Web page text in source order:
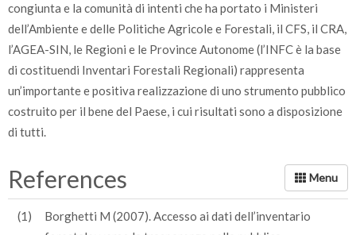
congiunta e la comunità di intenti che ha portato i Ministeri
dell’Ambiente e delle Politiche Agricole e Forestali, il CFS, il CRA,
l’AGEA-SIN, le Regioni e le Province Autonome (l’INFC è la base
di costituendi Inventari Forestali Regionali) rappresenta
un’importante e positiva realizzazione di uno strumento pubblico
costruito per il bene del Paese, i cui risultati sono a disposizione
di tutti.
References
(1)
Borghetti M (2007). Accesso ai dati dell’inventario